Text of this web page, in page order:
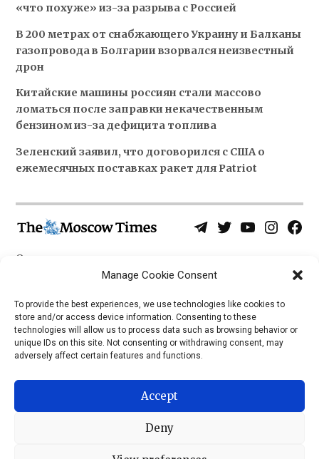
Manage Cookie Consent
To provide the best experiences, we use technologies like cookies to
store and/or access device information. Consenting to these
technologies will allow us to process data such as browsing behavior or
unique IDs on this site. Not consenting or withdrawing consent, may
adversely affect certain features and functions.
Accept
Deny
«что похуже» из-за разрыва с Россией
В 200 метрах от снабжающего Украину и Балканы
газопровода в Болгарии взорвался неизвестный
дрон
Китайские машины россиян стали массово
ломаться после заправки некачественным
бензином из-за дефицита топлива
Зеленский заявил, что договорился с США о
ежемесячных поставках ракет для Patriot
Telegram
TwitterYouTubeInstagram
О нас
Политика конфиденциальности
iOS
Android